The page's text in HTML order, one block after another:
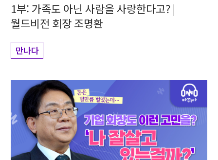
1부: 가족도 아닌 사람을 사랑한다고? |
월드비전 회장 조명환
만나다